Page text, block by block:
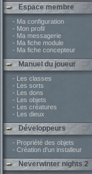
Espace membre
- Ma configuration
- Mon profil
- Ma messagerie
- Ma fiche module
- Ma fiche concepteur
Manuel du joueur
- Les classes
- Les sorts
- Les dons
- Les objets
- Les créatures
- Les dieux
Développeurs
- Propriété des objets
- Création d'un installeur
Neverwinter nights 2